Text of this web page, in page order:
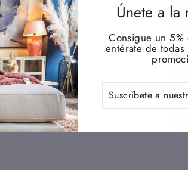
Únete a la
Consigue un
entérate de
SUSCRÍBETE
NUESTRA
LISTA
Productos similares